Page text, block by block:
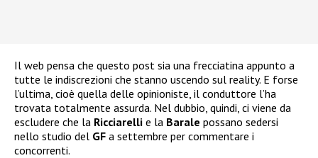
Il web pensa che questo post sia una frecciatina appunto a
tutte le indiscrezioni che stanno uscendo sul reality. E forse
l’ultima, cioè quella delle opinioniste, il conduttore l’ha
trovata totalmente assurda. Nel dubbio, quindi, ci viene da
escludere che la Ricciarelli e la Barale possano sedersi
nello studio del GF a settembre per commentare i
concorrenti.